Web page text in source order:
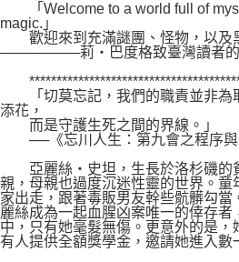
「Welcome to a world full of
magic.」
歡迎來到充滿謎團、怪物，以及
────────莉・巴度格致臺灣讀者
「切莫忘記，我們的職責並非為
添花，
而是守護生死之間的界線。」
──《忘川人生：第九會之程序與
亞麗絲・史坦，生長於洛杉磯的
親，母親也過度沉迷性靈的世界。
家出走，跟著毒販男友幹些骯髒勾當
麗絲成為一起血腥凶案唯一的倖存者
中，只有她毫髮無傷。更意外的是，
有人提供全額獎學金，邀請她進入數